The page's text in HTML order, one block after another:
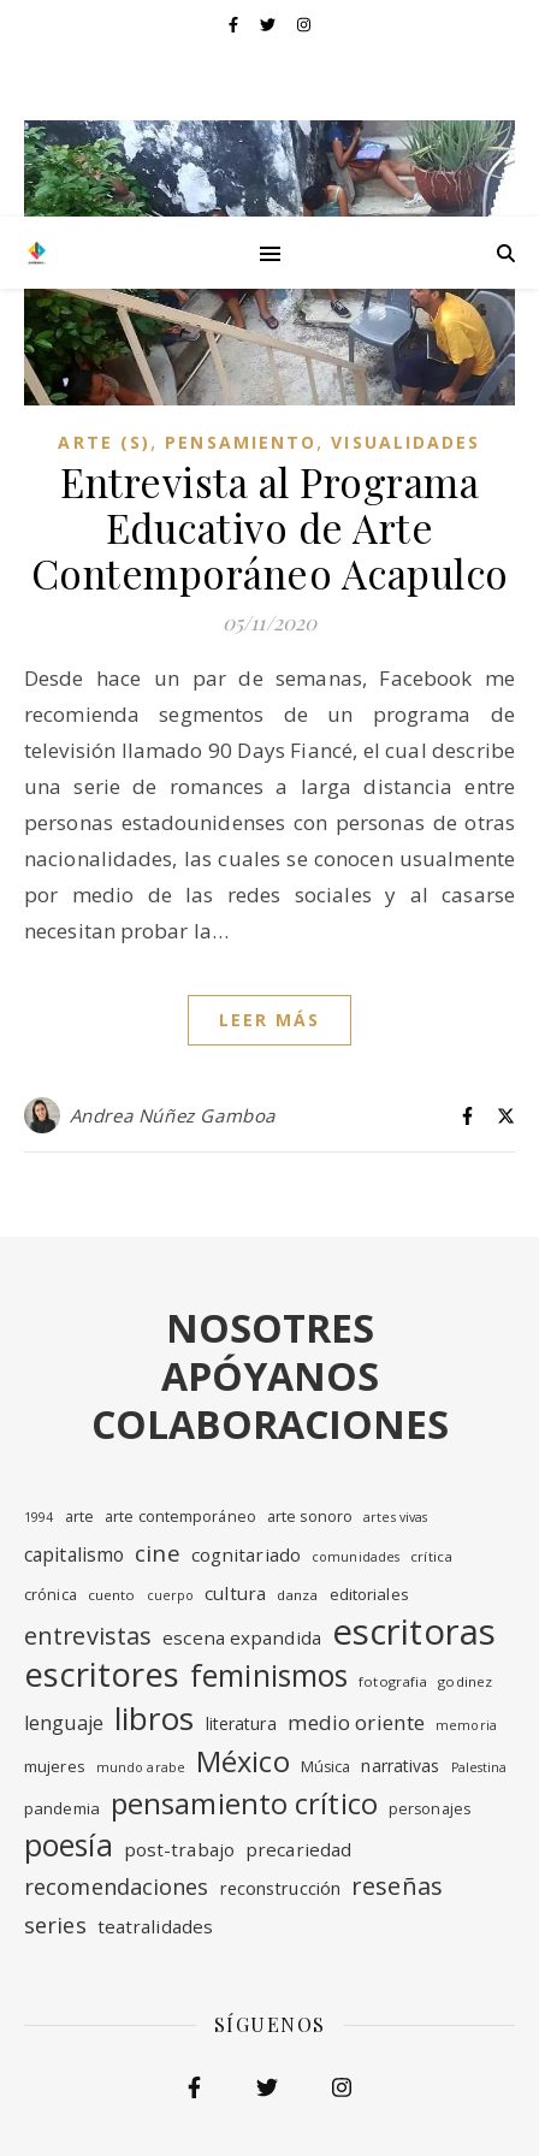
ARTE (S) , PENSAMIENTO ,VISUALIDADES
Entrevista al Programa
Educativo de Arte
Contemporáneo Acapulco
05/11/2020
Desde hace un par de semanas, Facebook me
recomienda segmentos de un programa de
televisión llamado 90 Days Fiancé, el cual describe
una serie de romances a larga distancia entre
personas estadounidenses con personas de otras
nacionalidades, las cuales se conocen usualmente
por medio de las redes sociales y al casarse
necesitan probar la…
LEER MÁS
Andrea Núñez Gamboa
NOSOTRES
APÓYANOS
COLABORACIONES
1994 arte arte contemporáneo arte sonoro artes vivas
capitalismo cine cognitariado comunidades crítica
crónica cuento cuerpo cultura danza editoriales
entrevistas escena expandida escritoras
escritores feminismos fotografia godinez
lenguaje libros literatura medio oriente memoria
mujeres mundo arabe México Música narrativas Palestina
pandemia pensamiento crítico personajes
poesía post-trabajo precariedad
recomendaciones reconstrucción reseñas
series teatralidades
SÍGUENOS